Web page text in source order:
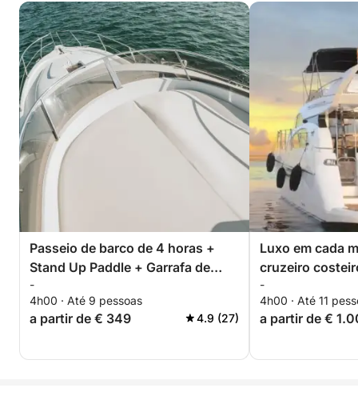
Passeio de barco de 4 horas +
Stand Up Paddle + Garrafa de
Cava premium - TUDO INCLUSO
-
4h00 · Até 9 pessoas
a partir de € 349 4.9 (27)
Luxo em cada
cruzeiro
Torrevieja
-
4h00 · Até 11
a partir de €